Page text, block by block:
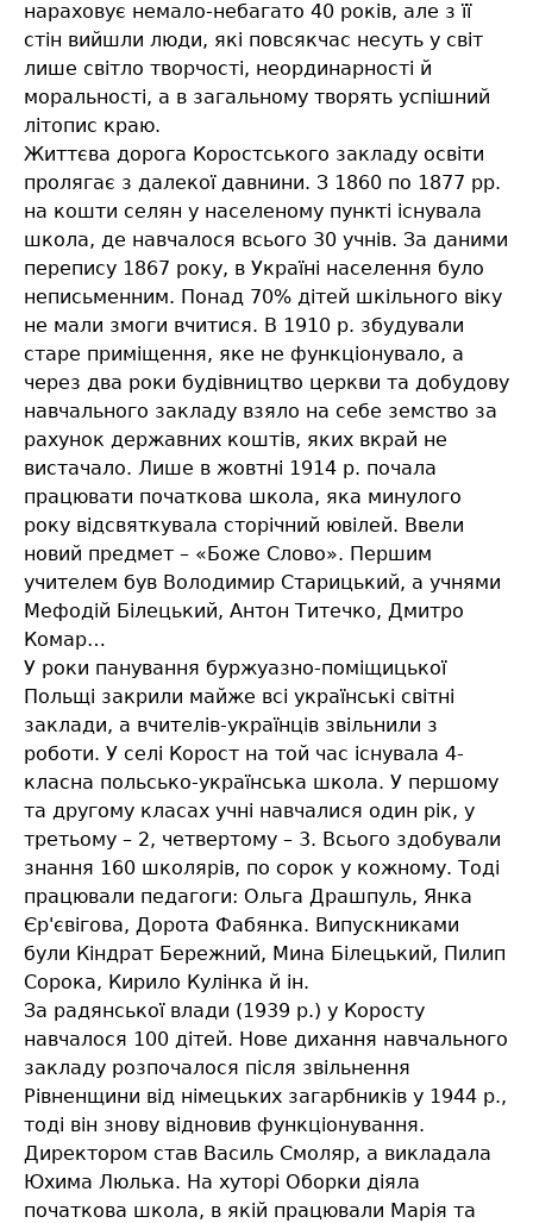
нараховує немало-небагато 40 років, але з її
стін вийшли люди, які повсякчас несуть у світ
лише світло творчості, неординарності й
моральності, а в загальному творять успішний
літопис краю.
Життєва дорога Коростського закладу освіти
пролягає з далекої давнини. З 1860 по 1877 рр.
на кошти селян у населеному пункті існувала
школа, де навчалося всього 30 учнів. За даними
перепису 1867 року, в Україні населення було
неписьменним. Понад 70% дітей шкільного віку
не мали змоги вчитися. В 1910 р. збудували
старе приміщення, яке не функціонувало, а
через два роки будівництво церкви та добудову
навчального закладу взяло на себе земство за
рахунок державних коштів, яких вкрай не
вистачало. Лише в жовтні 1914 р. почала
працювати початкова школа, яка минулого
року відсвяткувала сторічний ювілей. Ввели
новий предмет – «Боже Слово». Першим
учителем був Володимир Старицький, а учнями
Мефодій Білецький, Антон Титечко, Дмитро
Комар…
У роки панування буржуазно-поміщицької
Польщі закрили майже всі українські світні
заклади, а вчителів-українців звільнили з
роботи. У селі Корост на той час існувала 4-
класна польсько-українська школа. У першому
та другому класах учні навчалися один рік, у
третьому – 2, четвертому – 3. Всього здобували
знання 160 школярів, по сорок у кожному. Тоді
працювали педагоги: Ольга Драшпуль, Янка
Єр'євігова, Дорота Фабянка. Випускниками
були Кіндрат Бережний, Мина Білецький, Пилип
Сорока, Кирило Кулінка й ін.
За радянської влади (1939 р.) у Коросту
навчалося 100 дітей. Нове дихання навчального
закладу розпочалося після звільнення
Рівненщини від німецьких загарбників у 1944 р.,
тоді він знову відновив функціонування.
Директором став Василь Смоляр, а викладала
Юхима Люлька. На хуторі Оборки діяла
початкова школа, в якій працювали Марія та